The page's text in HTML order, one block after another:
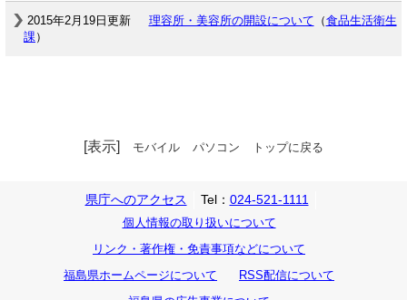
2015年2月19日更新 理容所・美容所の開設について （食品生活衛生
課）
[表示] モバイル パソコン トップに戻る
県庁へのアクセス Tel： 024-521-1111
個人情報の取り扱いについて
リンク・著作権・免責事項などについて
福島県ホームページについて
RSS配信について